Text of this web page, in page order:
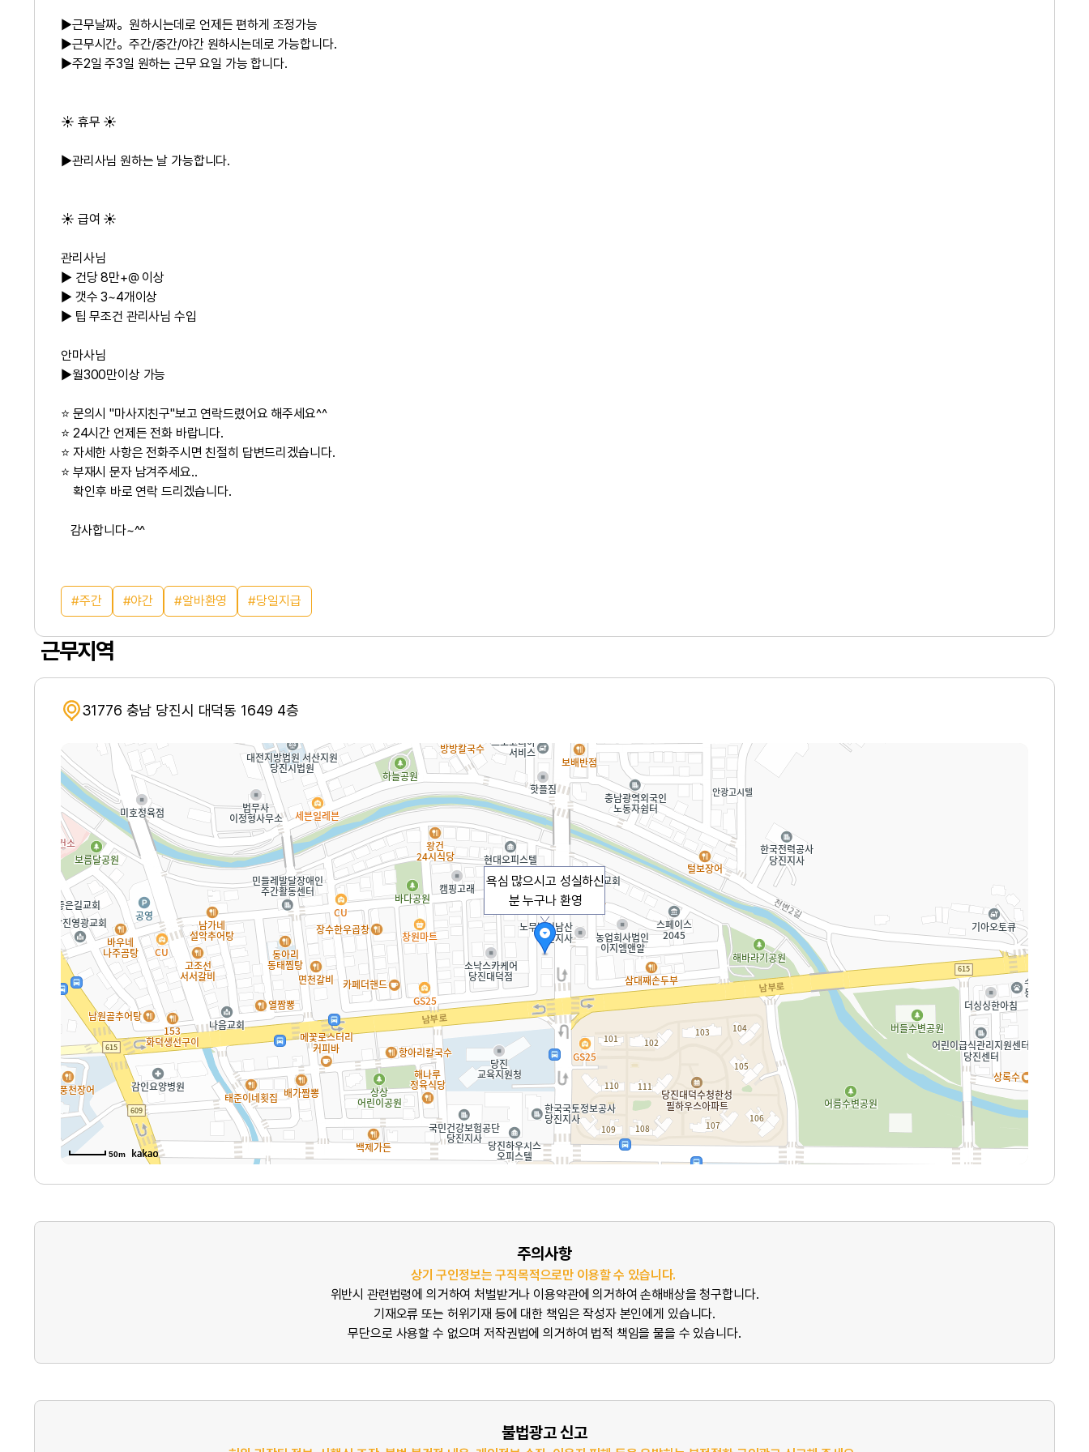
▶근무날짜。원하시는데로 언제든 편하게 조정가능
▶근무시간。주간/중간/야간 원하시는데로 가능합니다.
▶주2일 주3일 원하는 근무 요일 가능 합니다.
☀️ 휴무 ☀️
▶관리사님 원하는 날 가능합니다.
☀️ 급여 ☀️
관리사님
▶ 건당 8만+@ 이상
▶ 갯수 3~4개이상
▶ 팁 무조건 관리사님 수입
안마사님
▶월300만이상 가능
⭐ 문의시 "마사지친구"보고 연락드렸어요 해주세요^^
⭐ 24시간 언제든 전화 바랍니다.
⭐ 자세한 사항은 전화주시면 친절히 답변드리겠습니다.
⭐ 부재시 문자 남겨주세요..
확인후 바로 연락 드리겠습니다.
감사합니다~^^
주간 야간 알바환영 당일지급
근무지역
31776 충남 당진시 대덕동 1649 4층
욕심 많으시고 성실하신
분 누구나 환영
50m
주의사항
상기 구인정보는 구직목적으로만 이용할 수 있습니다.
위반시 관련법령에 의거하여 처벌받거나 이용약관에 의거하여 손해배상을 청구합니다.
기재오류 또는 허위기재 등에 대한 책임은 작성자 본인에게 있습니다.
무단으로 사용할 수 없으며 저작권법에 의거하여 법적 책임을 물을 수 있습니다.
불법광고 신고